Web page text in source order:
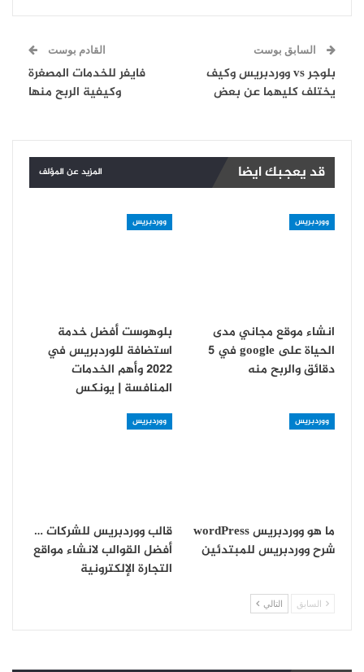
السابق بوست
بلوجر vs ووردبريس وكيف
يختلف كليهما عن بعض
القادم بوست
فايفر للخدمات المصغرة
وكيفية الربح منها
قد يعجبك ايضا المزيد عن المؤلف
ووردبريس
انشاء موقع مجاني مدى
الحياة على google في 5
دقائق والربح منه
ووردبريس
بلوهوست أفضل خدمة
استضافة للوردبريس في
2022 وأهم الخدمات
المنافسة | يونكس
ووردبريس
ما هو ووردبريس wordPress
شرح ووردبريس للمبتدئين
ووردبريس
قالب ووردبريس للشركات …
أفضل القوالب لانشاء مواقع
التجارة الإلكترونية
السابق التالي